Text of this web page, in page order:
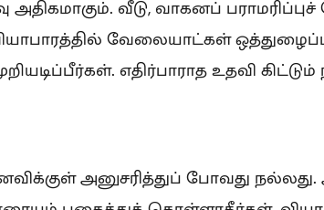
அதிகமாகும். வீடு, வாகனப்
வேலையாட்கள்
எதிர்பாராத உதவி கிட்டும்
அனுசரித்துப் போவது நல்லது.